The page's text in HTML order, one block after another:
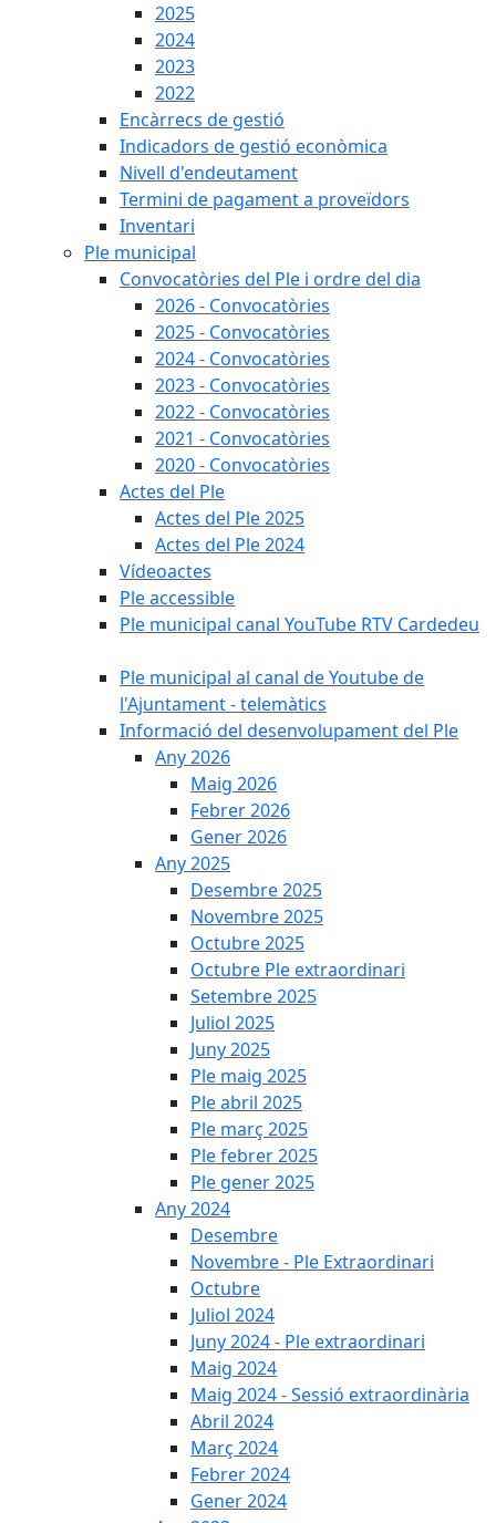
2025
2024
2023
2022
Encàrrecs de gestió
Indicadors de gestió econòmica
Nivell d'endeutament
Termini de pagament a proveïdors
Inventari
Ple municipal
Convocatòries del Ple i ordre del dia
2026 - Convocatòries
2025 - Convocatòries
2024 - Convocatòries
2023 - Convocatòries
2022 - Convocatòries
2021 - Convocatòries
2020 - Convocatòries
Actes del Ple
Actes del Ple 2025
Actes del Ple 2024
Vídeoactes
Ple accessible
Ple municipal canal YouTube RTV Cardedeu
Ple municipal al canal de Youtube de
l'Ajuntament - telemàtics
Informació del desenvolupament del Ple
Any 2026
Maig 2026
Febrer 2026
Gener 2026
Any 2025
Desembre 2025
Novembre 2025
Octubre 2025
Octubre Ple extraordinari
Setembre 2025
Juliol 2025
Juny 2025
Ple maig 2025
Ple abril 2025
Ple març 2025
Ple febrer 2025
Ple gener 2025
Any 2024
Desembre
Novembre - Ple Extraordinari
Octubre
Juliol 2024
Juny 2024 - Ple extraordinari
Maig 2024
Maig 2024 - Sessió extraordinària
Abril 2024
Març 2024
Febrer 2024
Gener 2024